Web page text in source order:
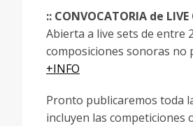
:: CONVOCATORIA de LIVE
Abierta a live sets de entre
composiciones sonoras no
+INFO
Pronto publicaremos toda
incluyen las competiciones